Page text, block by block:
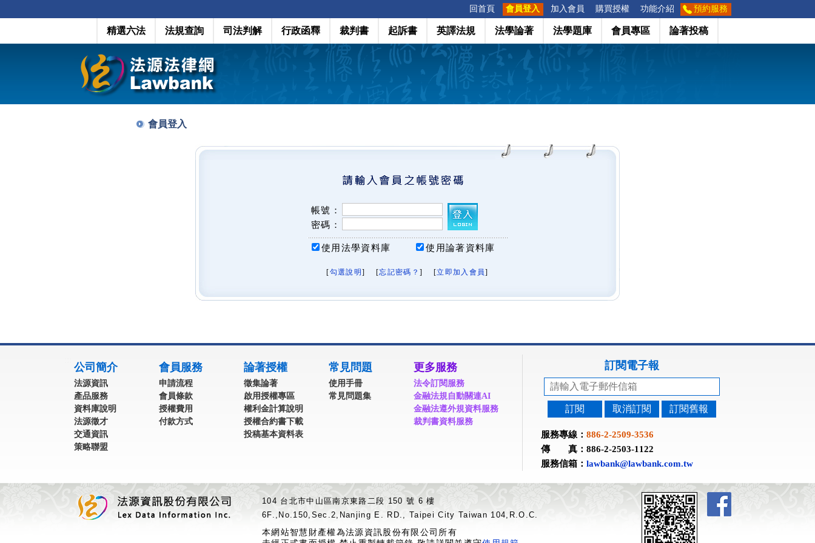
回首頁 會員登入 加入會員 購買授權 功能介紹 預約服務
精選六法 法規查詢 司法判解 行政函釋 裁判書 起訴書 英譯法規 法學論著 法學題庫 會員專區 論著投稿
會員登入
帳號：
密碼：
使用法學資料庫 使用論著資料庫
[勾選說明 ] [忘記密碼？ ] [立即加入會員]
公司簡介
法源資訊
產品服務
資料庫說明
法源徵才
交通資訊
策略聯盟
會員服務
申請流程
會員條款
授權費用
付款方式
論著授權
徵集論著
啟用授權專區
權利金計算說明
授權合約書下載
投稿基本資料表
常見問題
使用手冊
常見問題集
更多服務
法令訂閱服務
金融法規自動關連AI
金融法遵外規資料服務
裁判書資料服務
訂閱電子報
訂閱 取消訂閱 訂閱舊報
服務專線： 886-2-2509-3536
傳 真：886-2-2503-1122
服務信箱： lawbank@lawbank.com.tw
104 台北市中山區南京東路二段 150 號 6 樓
6F.,No.150,Sec.2,Nanjing E. RD., Taipei City Taiwan 104,R.O.C.
本網站智慧財產權為法源資訊股份有限公司所有